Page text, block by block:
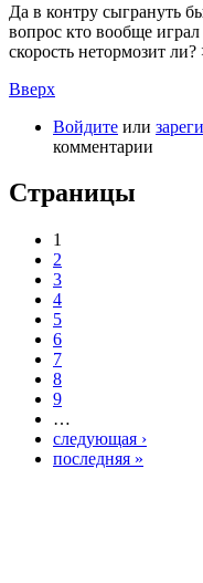
Да в контру сыгрануть
вопрос кто вообще
скорость нетормозит ли?
Вверх
Войдите или
комментарии
Страницы
1
2
3
4
5
6
7
8
9
…
следующая ›
последняя »